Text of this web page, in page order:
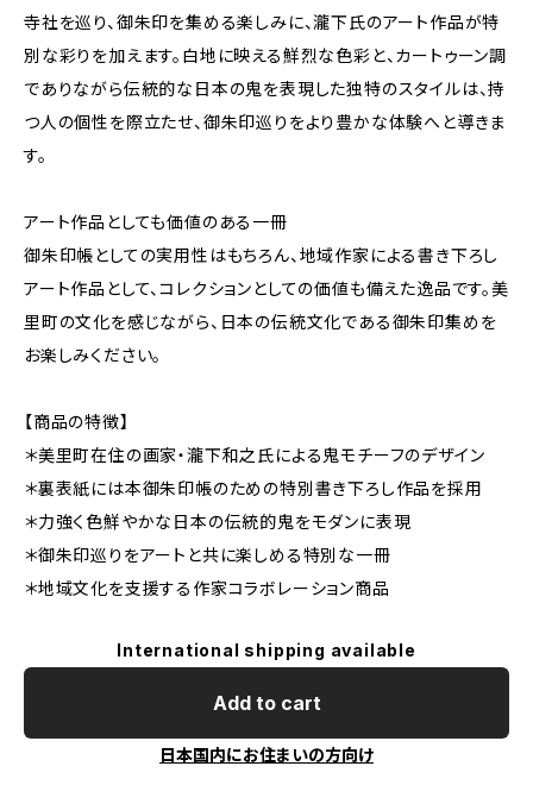
寺社を巡り、御朱印を集める楽しみに、瀧下氏のアート作品が特
別な彩りを加えます。白地に映える鮮烈な色彩と、カートゥーン調
でありながら伝統的な日本の鬼を表現した独特のスタイルは、持
つ人の個性を際立たせ、御朱印巡りをより豊かな体験へと導きま
す。
アート作品としても価値のある一冊
御朱印帳としての実用性はもちろん、地域作家による書き下ろし
アート作品として、コレクションとしての価値も備えた逸品です。美
里町の文化を感じながら、日本の伝統文化である御朱印集めを
お楽しみください。
【商品の特徴】
＊美里町在住の画家・瀧下和之氏による鬼モチーフのデザイン
＊裏表紙には本御朱印帳のための特別書き下ろし作品を採用
＊力強く色鮮やかな日本の伝統的鬼をモダンに表現
＊御朱印巡りをアートと共に楽しめる特別な一冊
＊地域文化を支援する作家コラボレーション商品
International shipping available
Add to cart
日本国内にお住まいの方向け